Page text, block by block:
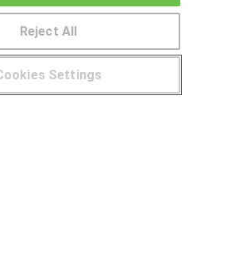
¿Tienes alguna duda? 900 264 357
Settings
Reject All